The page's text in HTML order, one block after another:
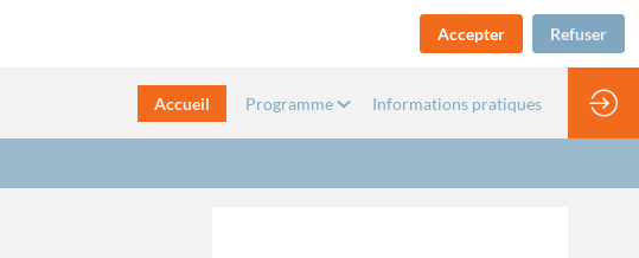
Accueil Programme Informations pratiques
Accepter Refuser